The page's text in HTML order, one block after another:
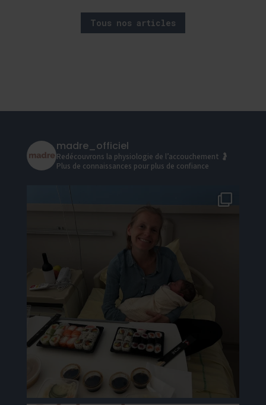
Tous nos articles
madre_officiel
Redécouvrons la physiologie de l’accouchement 🤰
Plus de connaissances pour plus de confiance